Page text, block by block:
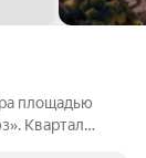
площадью
Квартал